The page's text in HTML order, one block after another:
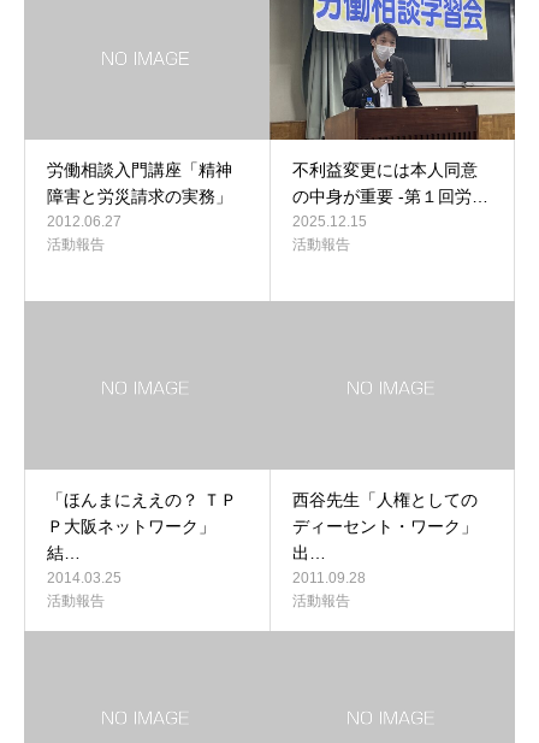
労働相談入門講座「精神
障害と労災請求の実務」
2012.06.27
活動報告
不利益変更には本人同意
の中身が重要 -第１回労…
2025.12.15
活動報告
「ほんまにええの？ ＴＰ
Ｐ大阪ネットワーク」
結…
2014.03.25
活動報告
西谷先生「人権としての
ディーセント・ワーク」
出…
2011.09.28
活動報告